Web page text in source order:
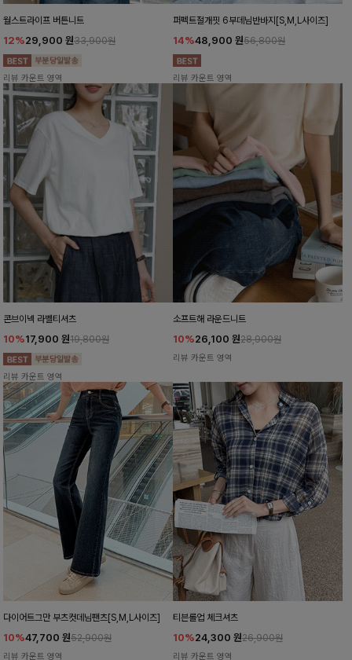
월스트라이프 버튼니트
12%29,900 원33,900원
리뷰 카운트 영역
퍼펙트절개핏 6부데님반바지[S,M,L사이즈]
14%48,900 원56,800원
리뷰 카운트 영역
콘브이넥 라벨티셔츠
10%17,900 원19,800원
리뷰 카운트 영역
소프트해 라운드니트
10%26,100 원28,900원
리뷰 카운트 영역
다이어트그만 부츠컷데님팬츠[S,M,L사이즈]
10%47,700 원52,900원
리뷰 카운트 영역
티븐롤업 체크셔츠
10%24,300 원26,900원
리뷰 카운트 영역